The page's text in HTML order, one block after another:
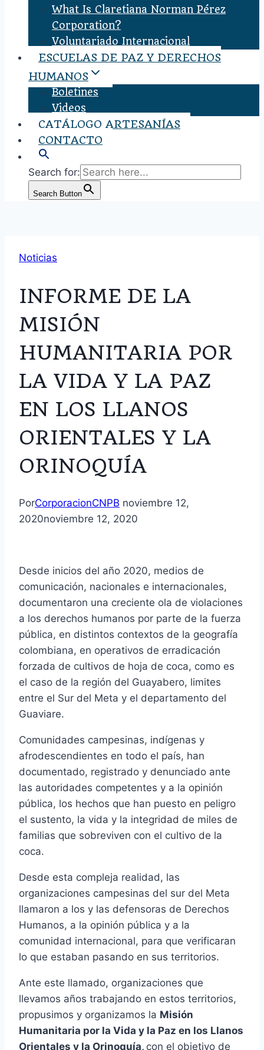
What Is Claretiana Norman Pérez
Corporation?
Voluntariado Internacional
ESCUELAS DE PAZ Y DERECHOS
HUMANOS
Boletines
Videos
CATÁLOGO ARTESANÍAS
CONTACTO
Search for:
Search Button
Noticias
INFORME DE LA
MISIÓN
HUMANITARIA POR
LA VIDA Y LA PAZ
EN LOS LLANOS
ORIENTALES Y LA
ORINOQUÍA
PorCorporacionCNPB noviembre 12,
2020noviembre 12, 2020
Desde inicios del año 2020, medios de
comunicación, nacionales e internacionales,
documentaron una creciente ola de violaciones
a los derechos humanos por parte de la fuerza
pública, en distintos contextos de la geografía
colombiana, en operativos de erradicación
forzada de cultivos de hoja de coca, como es
el caso de la región del Guayabero, limites
entre el Sur del Meta y el departamento del
Guaviare.
Comunidades campesinas, indígenas y
afrodescendientes en todo el país, han
documentado, registrado y denunciado ante
las autoridades competentes y a la opinión
pública, los hechos que han puesto en peligro
el sustento, la vida y la integridad de miles de
familias que sobreviven con el cultivo de la
coca.
Desde esta compleja realidad, las
organizaciones campesinas del sur del Meta
llamaron a los y las defensoras de Derechos
Humanos, a la opinión pública y a la
comunidad internacional, para que verificaran
lo que estaban pasando en sus territorios.
Ante este llamado, organizaciones que
llevamos años trabajando en estos territorios,
propusimos y organizamos la Misión
Humanitaria por la Vida y la Paz en los Llanos
Orientales y la Orinoquía, con el objetivo de